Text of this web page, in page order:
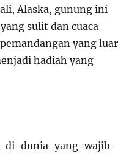
Alaska, gunung ini
sulit dan cuaca
yang luar
hadiah yang